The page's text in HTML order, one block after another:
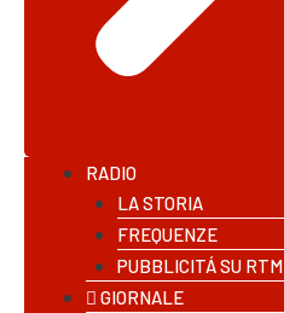
RADIO
LA STORIA
FREQUENZE
PUBBLICITÁ SU RTM
GIORNALE